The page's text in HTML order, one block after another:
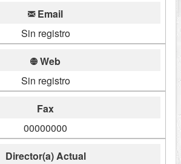
Email
Sin registro
Web
Sin registro
Fax
00000000
Director(a) Actual